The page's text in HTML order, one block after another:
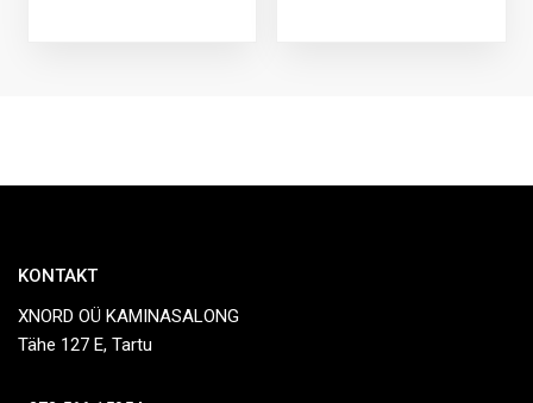
KONTAKT
XNORD OÜ KAMINASALONG
Tähe 127 E, Tartu